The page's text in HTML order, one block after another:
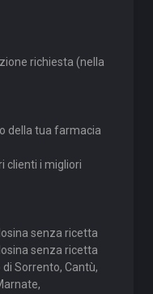
richiesta (nella
della tua farmacia
clienti i migliori
senza ricetta
senza ricetta
di Sorrento, Cantù,